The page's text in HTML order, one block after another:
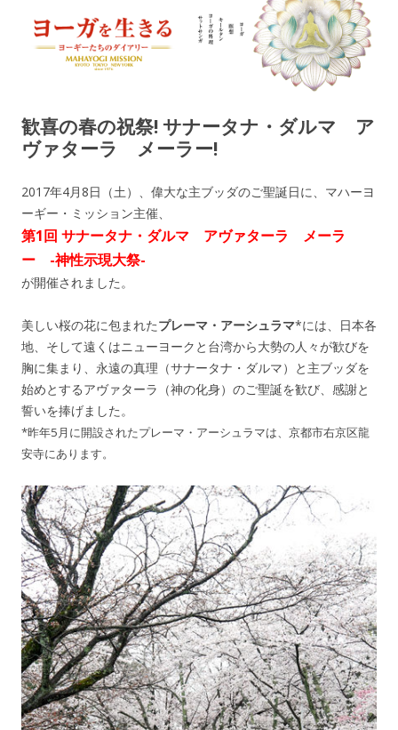
ヨーガを生きる — MAHAYOGI
MISSION ブログ
歓喜の春の祝祭! サナータナ・ダルマ ア
ヴァターラ メーラー!
2017年4月8日（土）、偉大な主ブッダのご聖誕日に、マハーヨ
ーギー・ミッション主催、
第1回 サナータナ・ダルマ アヴァターラ メーラ
ー -神性示現大祭-
が開催されました。
美しい桜の花に包まれたプレーマ・アーシュラマ*には、日本各
地、そして遠くはニューヨークと台湾から大勢の人々が歓びを
胸に集まり、永遠の真理（サナータナ・ダルマ）と主ブッダを
始めとするアヴァターラ（神の化身）のご聖誕を歓び、感謝と
誓いを捧げました。
*昨年5月に開設されたプレーマ・アーシュラマは、京都市右京区龍
安寺にあります。